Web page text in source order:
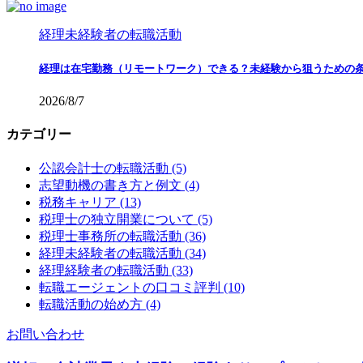
経理未経験者の転職活動
経理は在宅勤務（リモートワーク）できる？未経験から狙うための
2026/8/7
カテゴリー
公認会計士の転職活動 (5)
志望動機の書き方と例文 (4)
税務キャリア (13)
税理士の独立開業について (5)
税理士事務所の転職活動 (36)
経理未経験者の転職活動 (34)
経理経験者の転職活動 (33)
転職エージェントの口コミ評判 (10)
転職活動の始め方 (4)
お問い合わせ